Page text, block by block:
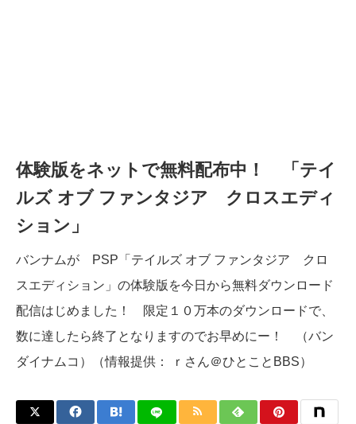
体験版をネットで無料配布中！ 「テイ
ルズ オブ ファンタジア クロスエディ
ション」
バンナムが PSP「テイルズ オブ ファンタジア クロ
スエディション」の体験版を今日から無料ダウンロード
配信はじめました！ 限定１０万本のダウンロードで、
数に達したら終了となりますのでお早めにー！ （バン
ダイナムコ）（情報提供： ｒさん＠ひとことBBS）